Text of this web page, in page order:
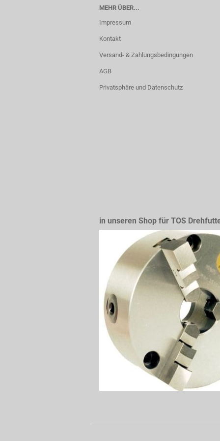
MEHR ÜBER...
Impressum
Kontakt
Versand- & Zahlungsbedingungen
AGB
Privatsphäre und Datenschutz
in unseren Shop für TOS